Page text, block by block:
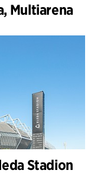
Multiarena
Stadion